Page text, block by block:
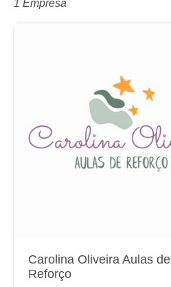
1 Empresa
Carolina Oliveira Aulas de
Reforço